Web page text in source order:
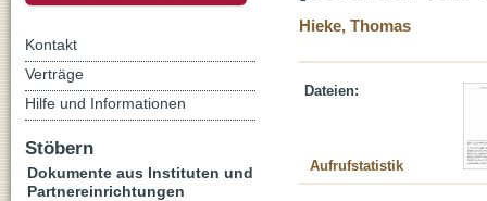
Hieke, Thomas
Dateien:
Aufrufstatistik
Kontakt
Verträge
Hilfe und Informationen
Stöbern
Dokumente aus Instituten und
Partnereinrichtungen